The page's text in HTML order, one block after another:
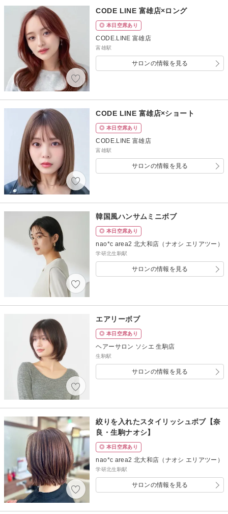
CODE LINE 富雄店×ロング
◎ 本日空席あり
CODE.LINE 富雄店
富雄駅
サロンの情報を見る
CODE LINE 富雄店×ショート
◎ 本日空席あり
CODE.LINE 富雄店
富雄駅
サロンの情報を見る
韓国風ハンサムミニボブ
◎ 本日空席あり
nao*c area2 北大和店（ナオシ エリアツー）
学研北生駒駅
サロンの情報を見る
エアリーボブ
◎ 本日空席あり
ヘアーサロン ソシエ 生駒店
生駒駅
サロンの情報を見る
絞りを入れたスタイリッシュボブ【奈
良・生駒ナオシ】
◎ 本日空席あり
nao*c area2 北大和店（ナオシ エリアツー）
学研北生駒駅
サロンの情報を見る